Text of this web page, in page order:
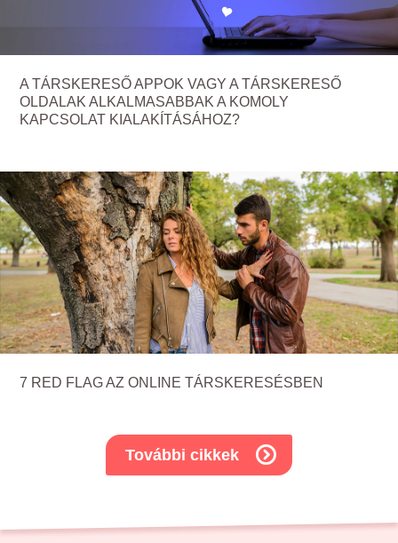
A TÁRSKERESŐ APPOK VAGY A TÁRSKERESŐ
OLDALAK ALKALMASABBAK A KOMOLY
KAPCSOLAT KIALAKÍTÁSÁHOZ?
7 RED FLAG AZ ONLINE TÁRSKERESÉSBEN
További cikkek